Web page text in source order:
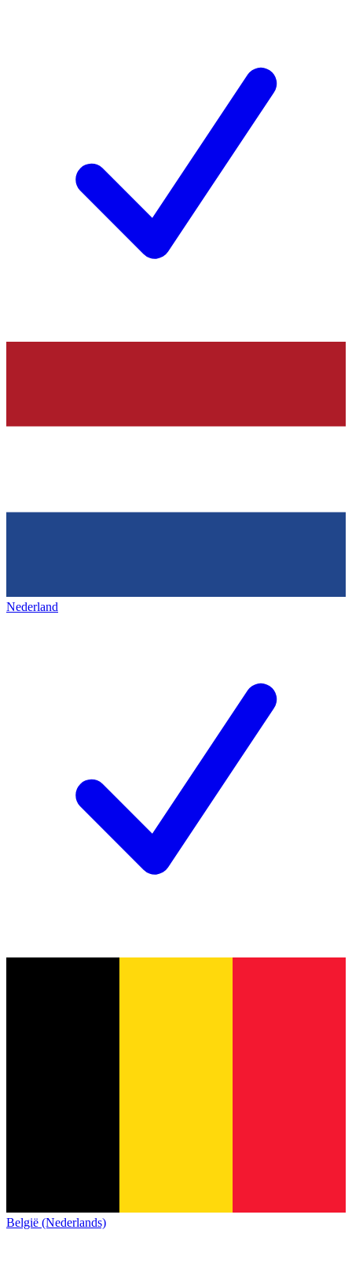
Nederland
België (Nederlands)